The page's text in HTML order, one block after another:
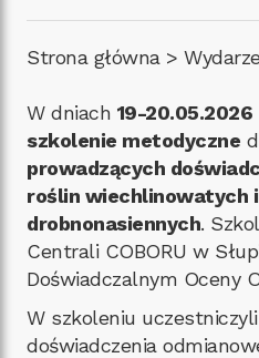
Strona główna>
W dniach 19-20.05.2026
szkolenie metodyczne
prowadzących
roślin wiechlinowatych
drobnonasiennych.
Centrali COBORU w
Doświadczalnym Oceny
W szkoleniu
doświadczenia